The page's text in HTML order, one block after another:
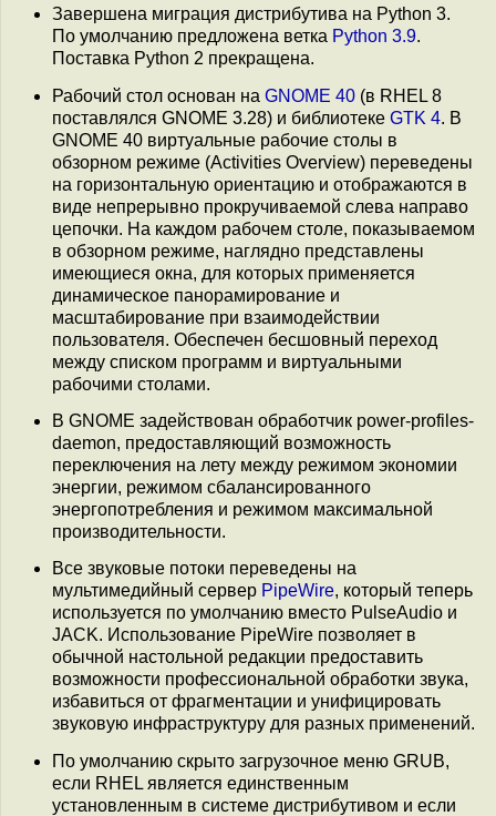
Завершена миграция дистрибутива на Python 3.
По умолчанию предложена ветка Python 3.9.
Поставка Python 2 прекращена.
Рабочий стол основан на GNOME 40 (в RHEL 8
поставлялся GNOME 3.28) и библиотеке GTK 4. В
GNOME 40 виртуальные рабочие столы в
обзорном режиме (Activities Overview) переведены
на горизонтальную ориентацию и отображаются в
виде непрерывно прокручиваемой слева направо
цепочки. На каждом рабочем столе, показываемом
в обзорном режиме, наглядно представлены
имеющиеся окна, для которых применяется
динамическое панорамирование и
масштабирование при взаимодействии
пользователя. Обеспечен бесшовный переход
между списком программ и виртуальными
рабочими столами.
В GNOME задействован обработчик power-profiles-
daemon, предоставляющий возможность
переключения на лету между режимом экономии
энергии, режимом сбалансированного
энергопотребления и режимом максимальной
производительности.
Все звуковые потоки переведены на
мультимедийный сервер PipeWire, который теперь
используется по умолчанию вместо PulseAudio и
JACK. Использование PipeWire позволяет в
обычной настольной редакции предоставить
возможности профессиональной обработки звука,
избавиться от фрагментации и унифицировать
звуковую инфраструктуру для разных применений.
По умолчанию скрыто загрузочное меню GRUB,
если RHEL является единственным
установленным в системе дистрибутивом и если